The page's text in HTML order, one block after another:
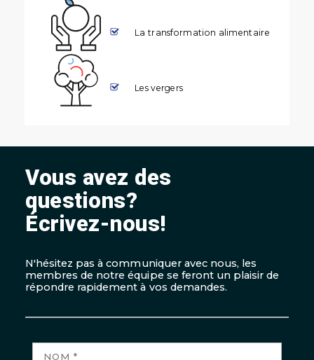
La transformation alimentaire
Les vergers
Vous avez des
questions?
Écrivez-nous!
N'hésitez pas à communiquer avec nous, les
membres de notre équipe se feront un plaisir de
répondre rapidement à vos demandes.